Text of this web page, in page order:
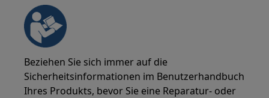
Beziehen Sie sich immer auf die
Sicherheitsinformationen im Benutzerhandbuch
Ihres Produkts, bevor Sie eine Reparatur- oder